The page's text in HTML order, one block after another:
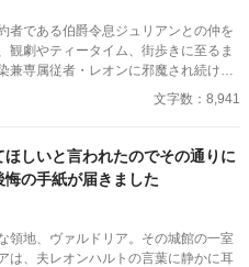
者である伯爵令息ジュリアンとの仲を
観劇やティータイム、街歩きに至るま
兼専属従者・レオンに邪魔され続けて
ある公爵が度重なる非礼を注意・抗議
気はないんだ」「寛容になりなさい」
たセシリアは、綿密な記録を携え、建
台で決着をつけることを決意。大勢の
ない完璧な証拠とともに婚約解消を突
内を庇い続けた伯爵家を社会的な破滅
文字数：8,941
ほしいと言われたのでその通りに
悔の手紙が届きました
領地、ヴァルドリア。その城館の一室
は、夫レオンハルトの言葉に静かに耳